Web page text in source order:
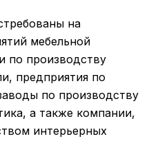
на
мебельной
по производству
предприятия по
по производству
а также компании,
интерьерных